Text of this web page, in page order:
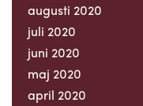
augusti 2020
juli 2020
juni 2020
maj 2020
april 2020